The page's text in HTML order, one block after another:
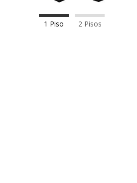
1 Piso 2 Pisos